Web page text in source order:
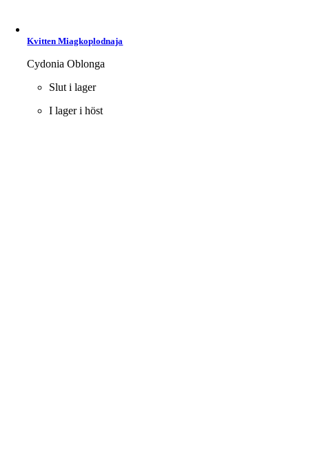
Kvitten Miagkoplodnaja
Cydonia Oblonga
Slut i lager
I lager i höst